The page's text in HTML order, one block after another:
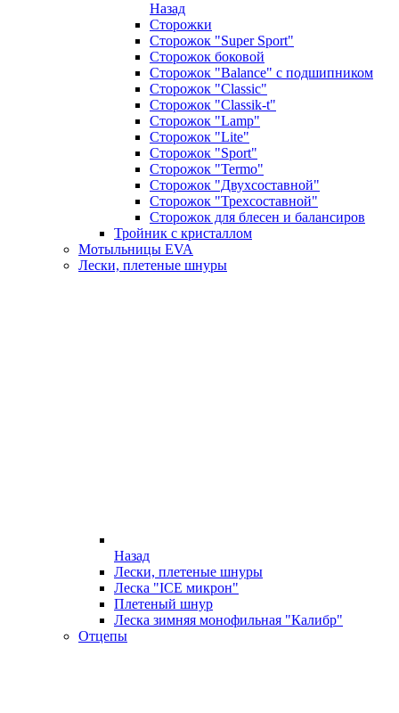
Назад
Сторожки
Сторожок "Super Sport"
Сторожок боковой
Сторожок "Balance" с подшипником
Сторожок "Classic"
Сторожок "Classik-t"
Сторожок "Lamp"
Сторожок "Lite"
Сторожок "Sport"
Сторожок "Termo"
Сторожок "Двухсоставной"
Сторожок "Трехсоставной"
Сторожок для блесен и балансиров
Тройник с кристаллом
Мотыльницы EVA
Лески, плетеные шнуры
Назад
Лески, плетеные шнуры
Леска "ICE микрон"
Плетеный шнур
Леска зимняя монофильная "Калибр"
Отцепы